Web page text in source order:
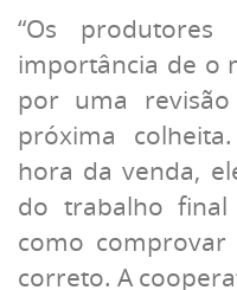
“Os
importância de o
por uma
próxima
hora da venda,
do trabalho
como
correto. A